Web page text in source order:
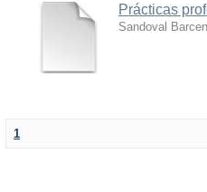
Prácticas
Sandoval
1